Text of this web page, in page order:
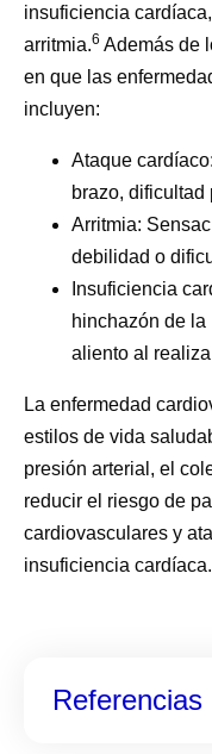
insuficiencia
arritmia.6 Además de
en que las
incluyen:
Ataque cardíaco:
brazo, dificultad
Arritmia:
debilidad o
Insuficiencia
hinchazón de la
aliento al
La enfermedad
estilos de vida
presión arterial, el
reducir el riesgo de
cardiovasculares y
insuficiencia cardíaca.
Referencias